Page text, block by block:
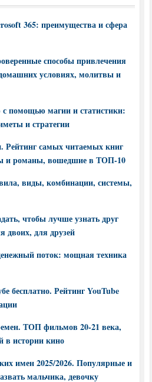
365: преимущества и сфера
способы привлечения
условиях, молитвы и
помощью магии и статистики:
и стратегии
Рейтинг самых читаемых книг
и романы, вошедшие в ТОП-10
виды, комбинации, системы,
чтобы лучше узнать друг
двоих, для друзей
поток: мощная техника
Рейтинг YouTube
ТОП фильмов 20-21 века,
в истории кино
имен 2025/2026. Популярные и
мальчика, девочку